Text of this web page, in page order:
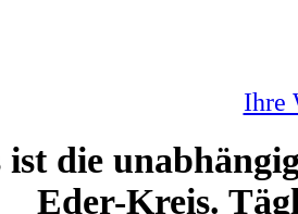
Ihre
ist die
Eder-Kreis.